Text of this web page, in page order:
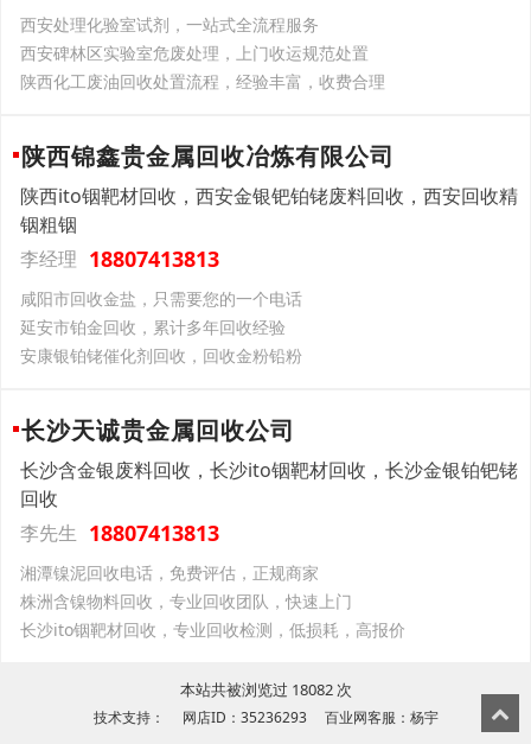
西安处理化验室试剂，一站式全流程服务
西安碑林区实验室危废处理，上门收运规范处置
陕西化工废油回收处置流程，经验丰富，收费合理
陕西锦鑫贵金属回收冶炼有限公司
陕西ito铟靶材回收，西安金银钯铂铑废料回收，西安回收精
铟粗铟
李经理 18807413813
咸阳市回收金盐，只需要您的一个电话
延安市铂金回收，累计多年回收经验
安康银铂铑催化剂回收，回收金粉铅粉
长沙天诚贵金属回收公司
长沙含金银废料回收，长沙ito铟靶材回收，长沙金银铂钯铑
回收
李先生 18807413813
湘潭镍泥回收电话，免费评估，正规商家
株洲含镍物料回收，专业回收团队，快速上门
长沙ito铟靶材回收，专业回收检测，低损耗，高报价
本站共被浏览过 18082 次
技术支持： 网店ID：35236293 百业网客服：杨宇